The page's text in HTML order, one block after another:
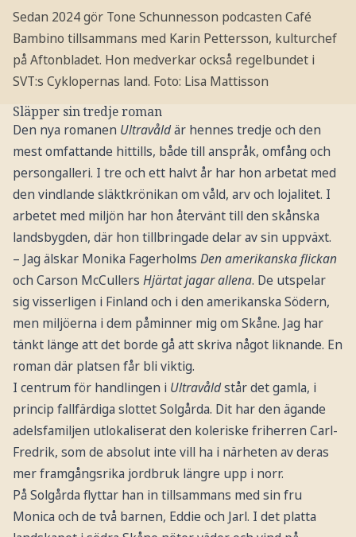
Sedan 2024 gör Tone Schunnesson podcasten Café
Bambino tillsammans med Karin Pettersson, kulturchef
på Aftonbladet. Hon medverkar också regelbundet i
SVT:s Cyklopernas land. Foto: Lisa Mattisson
Släpper sin tredje roman
Den nya romanen Ultravåldär hennes tredje och den
mest omfattande hittills, både till anspråk, omfång och
persongalleri. I tre och ett halvt år har hon arbetat med
den vindlande släktkrönikan om våld, arv och lojalitet. I
arbetet med miljön har hon återvänt till den skånska
landsbygden, där hon tillbringade delar av sin uppväxt.
– Jag älskar Monika Fagerholms Den amerikanska flickan
och Carson McCullers Hjärtat jagar allena. De utspelar
sig visserligen i Finland och i den amerikanska Södern,
men miljöerna i dem påminner mig om Skåne. Jag har
tänkt länge att det borde gå att skriva något liknande. En
roman där platsen får bli viktig.
I centrum för handlingen i Ultravåldstår det gamla, i
princip fallfärdiga slottet Solgårda. Dit har den ägande
adelsfamiljen utlokaliserat den koleriske friherren Carl-
Fredrik, som de absolut inte vill ha i närheten av deras
mer framgångsrika jordbruk längre upp i norr.
På Solgårda flyttar han in tillsammans med sin fru
Monica och de två barnen, Eddie och Jarl. I det platta